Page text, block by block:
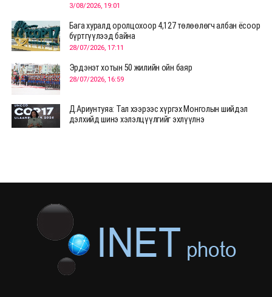
3/08/2026, 19:01
Бага хуралд оролцохоор 4,127 төлөөлөгч албан ёсоор
бүртгүүлээд байна
28/07/2026, 17:11
Эрдэнэт хотын 50 жилийн ойн баяр
28/07/2026, 16:59
Д.Ариунтуяа: Тал хээрээс хүргэх Монголын шийдэл
дэлхийд шинэ хэлэлцүүлгийг эхлүүлнэ
28/07/2026, 12:04
ХӨВСГӨЛ Нутгийн зөвлөлөөс МУАЖ Д.Цэрэндарьзавт
2 өрөө байр олгоно
20/07/2026, 19:22